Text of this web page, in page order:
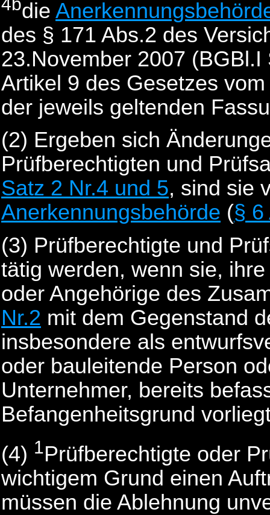
die
des § 171 Abs.2 des
23.November 2007
Artikel 9 des Gesetzes
der jeweils geltenden
(2) Ergeben sich
Prüfberechtigten und
Satz 2 Nr.4 und 5, sind sie
Anerkennungsbehörde (§ 6
(3) Prüfberechtigte und
tätig werden, wenn sie,
oder Angehörige des
Nr.2 mit dem Gegenstand
insbesondere als
oder bauleitende Person
Unternehmer, bereits
Befangenheitsgrund
(4) 1Prüfberechtigte oder
wichtigem Grund einen
müssen die Ablehnung